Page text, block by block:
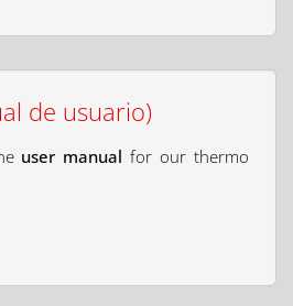
de usuario)
user manual for our thermo